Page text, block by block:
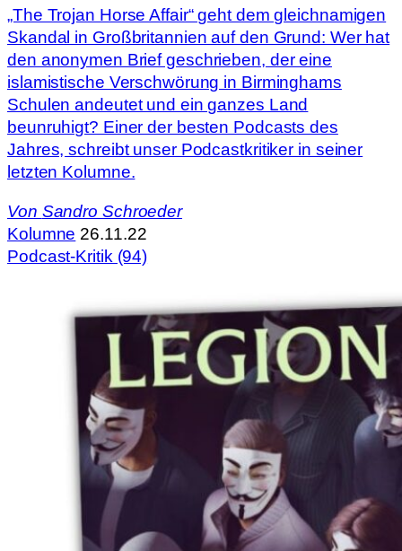
„The Trojan Horse Affair“ geht dem gleichnamigen
Skandal in Großbritannien auf den Grund: Wer hat
den anonymen Brief geschrieben, der eine
islamistische Verschwörung in Birminghams
Schulen andeutet und ein ganzes Land
beunruhigt? Einer der besten Podcasts des
Jahres, schreibt unser Podcastkritiker in seiner
letzten Kolumne.
Von Sandro Schroeder
Kolumne 26.11.22
Podcast-Kritik (94)